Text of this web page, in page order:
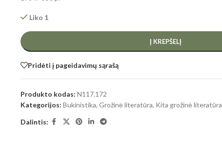
Liko 1
Į KREPŠELĮ
Pridėti į pageidavimų sąrašą
Produkto kodas: N117.172
Kategorijos: Bukinistika, Grožinė literatūra, Kita grožinė literatūra
Dalintis: